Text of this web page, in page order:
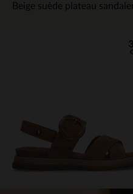
Beige suède plateau